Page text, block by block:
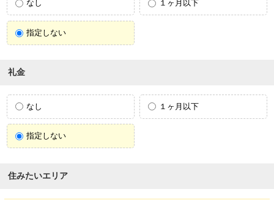
なし １ヶ月以下
指定しない
礼金
なし １ヶ月以下
指定しない
住みたいエリア